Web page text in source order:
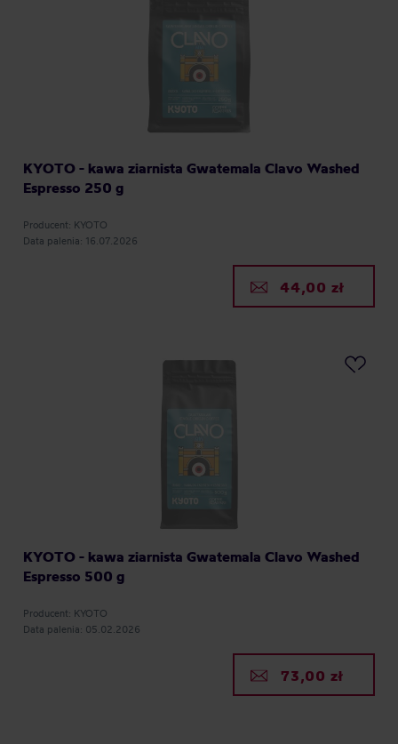
KYOTO - kawa ziarnista Gwatemala Clavo Washed
Espresso 250 g
Producent: KYOTO
Data palenia: 16.07.2026
44,00 zł
KYOTO - kawa ziarnista Gwatemala Clavo Washed
Espresso 500 g
Producent: KYOTO
Data palenia: 05.02.2026
73,00 zł